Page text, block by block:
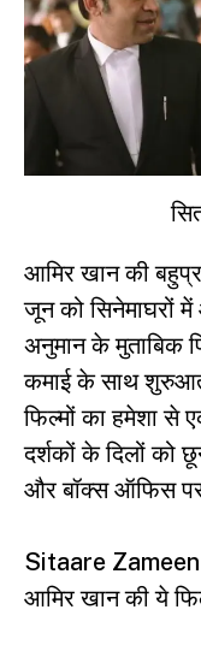
आमिर खान की
जून को सिनेमाघरों में
अनुमान के मुताबिक
कमाई के साथ
फिल्मों का हमेशा से
दर्शकों के दिलों को
और बॉक्स ऑफिस
Sitaare Zameen
आमिर खान की ये